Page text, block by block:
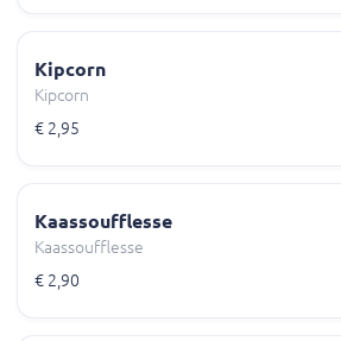
Kipcorn
Kipcorn
€ 2,95
Kaassoufflesse
Kaassoufflesse
€ 2,90